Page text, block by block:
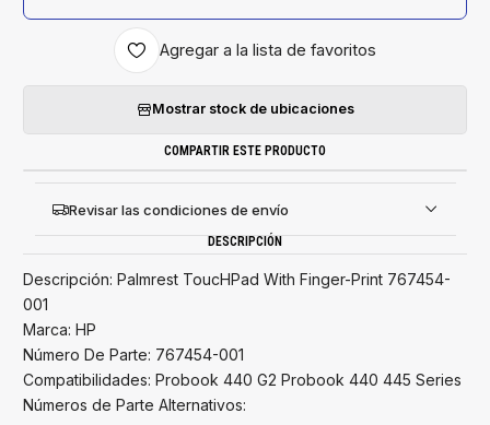
Agregar a la lista de favoritos
Mostrar stock de ubicaciones
COMPARTIR ESTE PRODUCTO
Revisar las condiciones de envío
DESCRIPCIÓN
Descripción: Palmrest ToucHPad With Finger-Print 767454-
001
Marca: HP
Número De Parte: 767454-001
Compatibilidades: Probook 440 G2 Probook 440 445 Series
Números de Parte Alternativos: